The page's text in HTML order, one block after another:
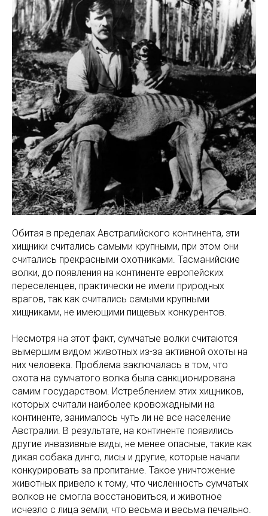
Обитая в пределах Австралийского континента, эти
хищники считались самыми крупными, при этом они
считались прекрасными охотниками. Тасманийские
волки, до появления на континенте европейских
переселенцев, практически не имели природных
врагов, так как считались самыми крупными
хищниками, не имеющими пищевых конкурентов.
Несмотря на этот факт, сумчатые волки считаются
вымершим видом животных из-за активной охоты на
них человека. Проблема заключалась в том, что
охота на сумчатого волка была санкционирована
самим государством. Истреблением этих хищников,
которых считали наиболее кровожадными на
континенте, занималось чуть ли не все население
Австралии. В результате, на континенте появились
другие инвазивные виды, не менее опасные, такие как
дикая собака динго, лисы и другие, которые начали
конкурировать за пропитание. Такое уничтожение
животных привело к тому, что численность сумчатых
волков не смогла восстановиться, и животное
исчезло с лица земли, что весьма и весьма печально.